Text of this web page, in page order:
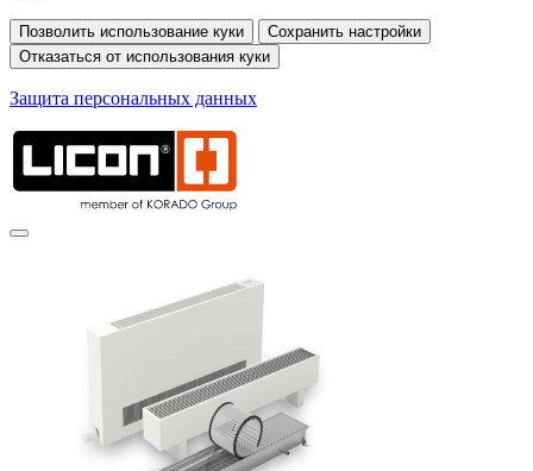
Защита персональных данных